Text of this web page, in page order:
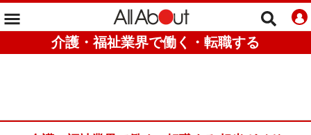
介護・福祉業界で働く・転職する